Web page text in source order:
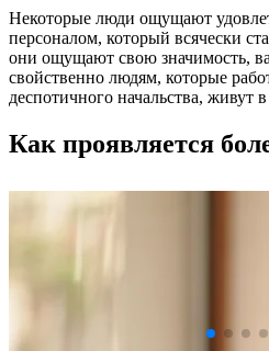
Некоторые люди ощущают
персоналом, который всячески
они ощущают свою значимость,
свойственно людям, которые
деспотичного начальства, живут
Как проявляется